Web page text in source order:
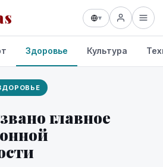
▾
Здоровье Культура
главное